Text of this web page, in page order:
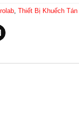
,Thiết Bị Khuếch